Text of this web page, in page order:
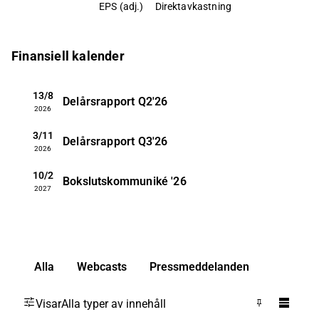
EPS (adj.) Direktavkastning
Finansiell kalender
13/8
2026
Delårsrapport Q2'26
3/11
2026
Delårsrapport Q3'26
10/2
2027
Bokslutskommuniké '26
Alla Webcasts Pressmeddelanden
VisarAlla typer av innehåll